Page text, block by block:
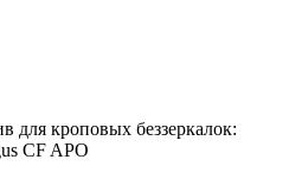
для кроповых беззеркалок:
CF APO